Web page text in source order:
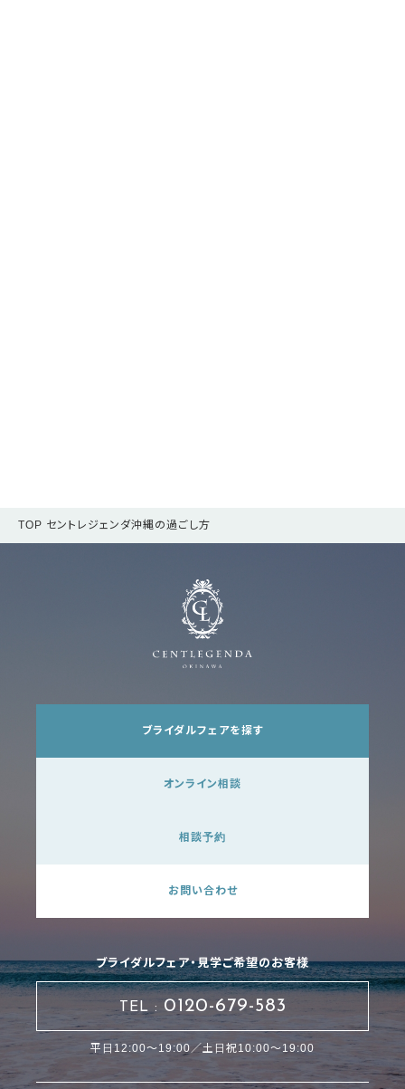
TOP セントレジェンダ沖縄の過ごし方
ブライダルフェアを探す
オンライン相談
相談予約
お問い合わせ
ブライダルフェア・見学ご希望のお客様
TEL : 0120-679-583
平日12:00～19:00／土日祝10:00～19:00